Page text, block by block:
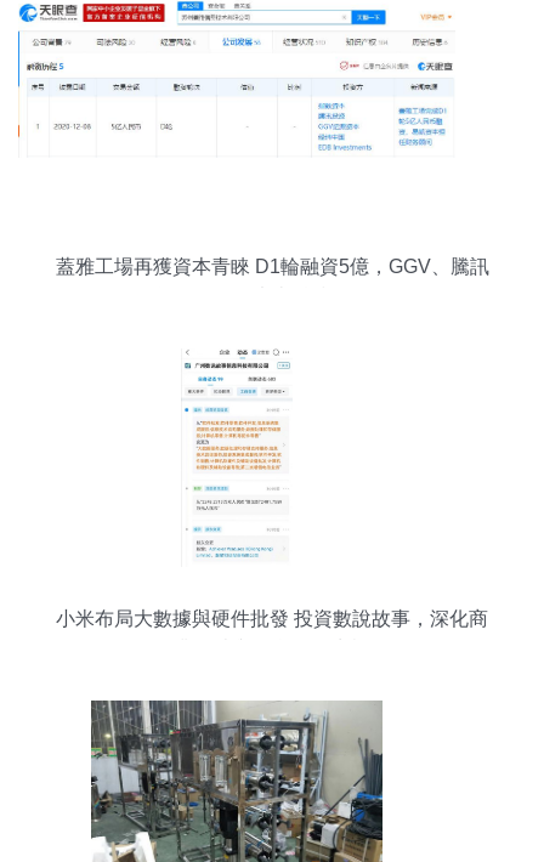
蓋雅工場再獲資本青睞 D1輪融資5億，GGV、騰訊
小米布局大數據與硬件批發 投資數說故事，深化商